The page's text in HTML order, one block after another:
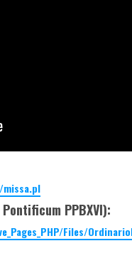
Pontificum PPBXVI):
Files/